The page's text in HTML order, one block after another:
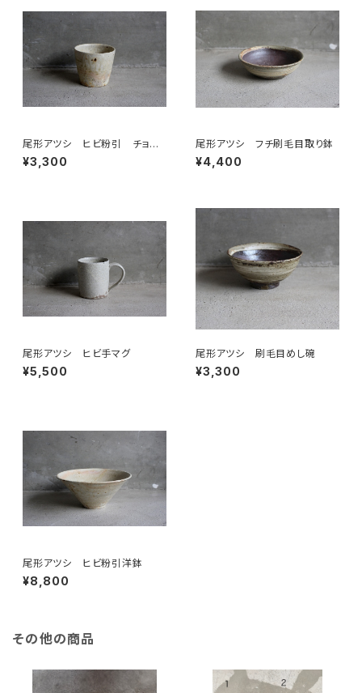
尾形アツシ ヒビ粉引 チョク
カップ
¥3,300
尾形アツシ フチ刷毛目取り鉢
¥4,400
尾形アツシ ヒビ手マグ
¥5,500
尾形アツシ 刷毛目めし碗
¥3,300
尾形アツシ ヒビ粉引洋鉢
¥8,800
その他の商品